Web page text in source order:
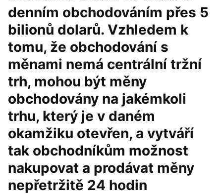
denním obchodováním přes 5
bilionů dolarů. Vzhledem k
tomu, že obchodování s
měnami nemá centrální tržní
trh, mohou být měny
obchodovány na jakémkoli
trhu, který je v daném
okamžiku otevřen, a vytváří
tak obchodníkům možnost
nakupovat a prodávat měny
nepřetržitě 24 hodin